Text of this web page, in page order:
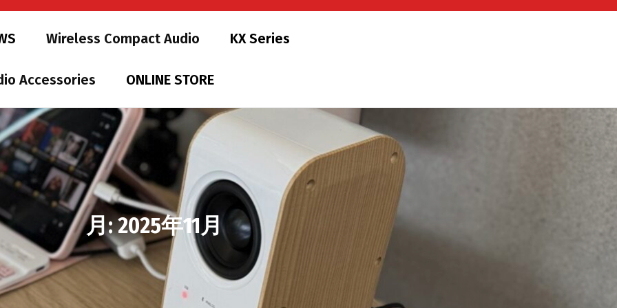
Wireless Compact Audio KX Series
Accessories ONLINE STORE
月:2025年11月